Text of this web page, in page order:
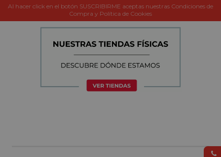
Al hacer click en el botón SUSCRIBIRME aceptas nuestras Condiciones de
Compra y Política de Cookies